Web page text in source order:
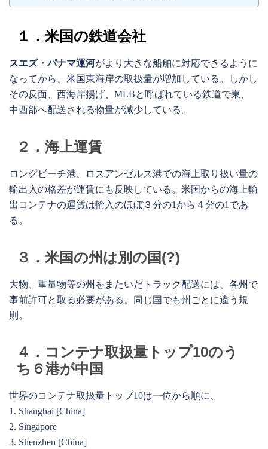
１．米国の鉄道会社
スエズ・パナマ運河がより大きな船舶に対応できるように
なってから、米国東海岸の取扱量が増加している。しかし
その反面、西海岸揚げ、MLBと呼ばれている鉄道で東、
中西部へ配送される物量が減少している。
２．海上運賃
ロングビーチ港、ロスアンゼルス港での海上取り扱い量の
輸出入の格差が運賃にも反映している。米国からの海上輸
出コンテナの運賃は輸入のほぼ３分の1から４分の1であ
る。
３．米国の州は別の国(?)
大物、重量物等の州をまたいだトラック配送には、各州で
事前許可と取る必要がある。同じ国でも州ごとに違う規
則。
４．コンテナ取扱量トップ10のう
ち６港が中国
世界のコンテナ取扱量トップ10は一位から順に、
1. Shanghai [China]
2. Singapore
3. Shenzhen [China]